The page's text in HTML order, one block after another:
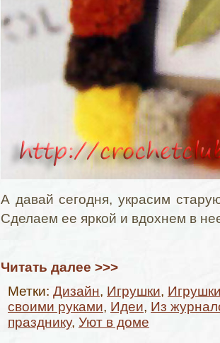
А давай сегодня, украсим
Сделаем ее яркой и вдохнем в
Читать далее >>>
Метки: Дизайн, Игрушки,
своими руками, Идеи, Из
празднику, Уют в доме